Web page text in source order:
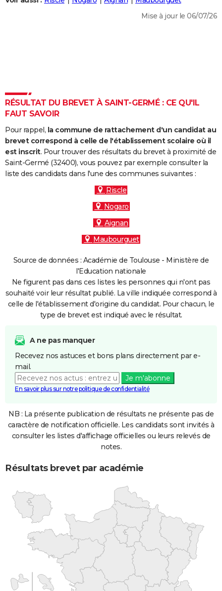
DICTIONNAIRE
Dictionnaire
Biographies
Citations
Expressions
Proverbes
PROGRAMME TV
COPAINS D'AVANT
S'inscrire
Se connecter
Lycées
Collèges
Primaires
Universités
Entreprises
Service militaire
Avis de recherche
AVIS DE DÉCÈS
FORUM
Mise à jour le 06/07/26
RÉSULTAT DU BREVET À SAINT-GERMÉ : CE QU'IL
FAUT SAVOIR
Pour rappel, la commune de rattachement d'un candidat au
brevet correspond à celle de l'établissement scolaire où il
est inscrit. Pour trouver des résultats du brevet à proximité de
Saint-Germé (32400), vous pouvez par exemple consulter la
liste des candidats dans l'une des communes suivantes :
Riscle
Nogaro
Aignan
Maubourguet
Source de données : Académie de Toulouse - Ministère de
l'Education nationale
Ne figurent pas dans ces listes les personnes qui n'ont pas
souhaité voir leur résultat publié. La ville indiquée correspond à
celle de l'établissement d'origine du candidat. Pour chacun, le
type de brevet est indiqué avec le résultat.
A ne pas manquer
Recevez nos astuces et bons plans directement par e-
mail.
Je m'abonne
En savoir plus sur notre politique de confidentialité
NB : La présente publication de résultats ne présente pas de
caractère de notification officielle. Les candidats sont invités à
consulter les listes d'affichage officielles ou leurs relevés de
notes.
Résultats brevet par académie